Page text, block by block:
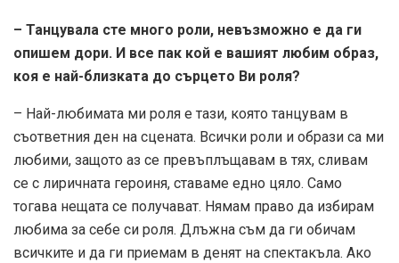
– Танцувала сте много роли, невъзможно е да ги
опишем дори. И все пак кой е вашият любим образ,
коя е най-близката до сърцето Ви роля?
– Най-любимата ми роля е тази, която танцувам в
съответния ден на сцената. Всички роли и образи са ми
любими, защото аз се превъплъщавам в тях, сливам
се с лиричната героиня, ставаме едно цяло. Само
тогава нещата се получават. Нямам право да избирам
любима за себе си роля. Длъжна съм да ги обичам
всичките и да ги приемам в денят на спектакъла. Ако